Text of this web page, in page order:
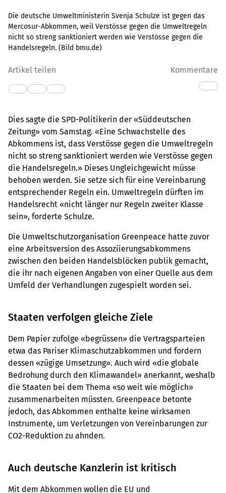
Die deutsche Umweltministerin Svenja Schulze ist gegen das
Mercosur-Abkommen, weil Verstösse gegen die Umweltregeln
nicht so streng sanktioniert werden wie Verstösse gegen die
Handelsregeln. (Bild bmu.de)
Artikel teilen Kommentare
Dies sagte die SPD-Politikerin der «Süddeutschen
Zeitung» vom Samstag. «Eine Schwachstelle des
Abkommens ist, dass Verstösse gegen die Umweltregeln
nicht so streng sanktioniert werden wie Verstösse gegen
die Handelsregeln.» Dieses Ungleichgewicht müsse
behoben werden. Sie setze sich für eine Vereinbarung
entsprechender Regeln ein. Umweltregeln dürften im
Handelsrecht «nicht länger nur Regeln zweiter Klasse
sein», forderte Schulze.
Die Umweltschutzorganisation Greenpeace hatte zuvor
eine Arbeitsversion des Assoziierungsabkommens
zwischen den beiden Handelsblöcken publik gemacht,
die ihr nach eigenen Angaben von einer Quelle aus dem
Umfeld der Verhandlungen zugespielt worden sei.
Staaten verfolgen gleiche Ziele
Dem Papier zufolge «begrüssen» die Vertragsparteien
etwa das Pariser Klimaschutzabkommen und fordern
dessen «zügige Umsetzung». Auch wird «die globale
Bedrohung durch den Klimawandel» anerkannt, weshalb
die Staaten bei dem Thema «so weit wie möglich»
zusammenarbeiten müssten. Greenpeace betonte
jedoch, das Abkommen enthalte keine wirksamen
Instrumente, um Verletzungen von Vereinbarungen zur
CO2-Reduktion zu ahnden.
Auch deutsche Kanzlerin ist kritisch
Mit dem Abkommen wollen die EU und